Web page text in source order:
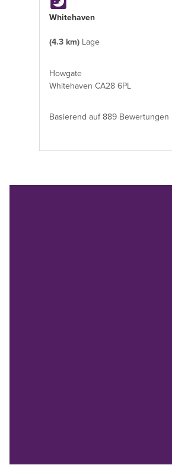
Whitehaven
(4.3 km) Lage
Howgate
Whitehaven CA28 6PL
Basierend auf 889 Bewertungen